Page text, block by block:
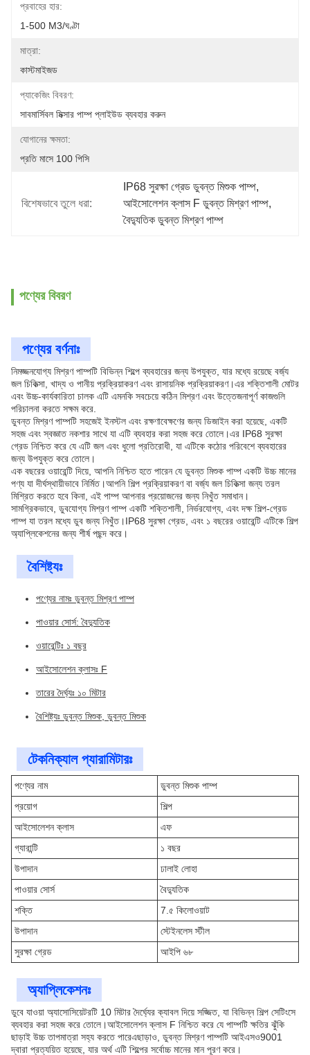
প্রবাহের হার:
1-500 M3/ঘণ্টা
মাত্রা:
কাস্টমাইজড
প্যাকেজিং বিবরণ:
সাবমার্সিবল মিক্সার পাম্প প্লাইউড ব্যবহার করুন
যোগানের ক্ষমতা:
প্রতি মাসে 100 পিসি
বিশেষভাবে তুলে ধরা:
IP68 সুরক্ষা গ্রেড ডুবন্ত মিশুক পাম্প,
আইসোলেশন ক্লাস F ডুবন্ত মিশ্রণ পাম্প,
বৈদ্যুতিক ডুবন্ত মিশ্রণ পাম্প
পণ্যের বিবরণ
পণ্যের বর্ণনাঃ
নিমজ্জনযোগ্য মিশ্রণ পাম্পটি বিভিন্ন শিল্পে ব্যবহারের জন্য উপযুক্ত, যার মধ্যে রয়েছে বর্জ্য
জল চিকিত্সা, খাদ্য ও পানীয় প্রক্রিয়াকরণ এবং রাসায়নিক প্রক্রিয়াকরণ।এর শক্তিশালী মোটর
এবং উচ্চ-কার্যকারিতা চালক এটি এমনকি সবচেয়ে কঠিন মিশ্রণ এবং উত্তেজনাপূর্ণ কাজগুলি
পরিচালনা করতে সক্ষম করে.
ডুবন্ত মিশ্রণ পাম্পটি সহজেই ইনস্টল এবং রক্ষণাবেক্ষণের জন্য ডিজাইন করা হয়েছে, একটি
সহজ এবং স্বজ্ঞাত নকশার সাথে যা এটি ব্যবহার করা সহজ করে তোলে।এর IP68 সুরক্ষা
গ্রেড নিশ্চিত করে যে এটি জল এবং ধুলো প্রতিরোধী, যা এটিকে কঠোর পরিবেশে ব্যবহারের
জন্য উপযুক্ত করে তোলে।
এক বছরের ওয়ারেন্টি দিয়ে, আপনি নিশ্চিত হতে পারেন যে ডুবন্ত মিশুক পাম্প একটি উচ্চ মানের
পণ্য যা দীর্ঘস্থায়ীভাবে নির্মিত।আপনি শিল্প প্রক্রিয়াকরণ বা বর্জ্য জল চিকিত্সা জন্য তরল
মিশ্রিত করতে হবে কিনা, এই পাম্প আপনার প্রয়োজনের জন্য নিখুঁত সমাধান।
সামগ্রিকভাবে, ডুবযোগ্য মিশ্রণ পাম্প একটি শক্তিশালী, নির্ভরযোগ্য, এবং দক্ষ শিল্প-গ্রেড
পাম্প যা তরল মধ্যে ডুব জন্য নিখুঁত।IP68 সুরক্ষা গ্রেড, এবং ১ বছরের ওয়ারেন্টি এটিকে শিল্প
অ্যাপ্লিকেশনের জন্য শীর্ষ পছন্দ করে।
বৈশিষ্ট্যঃ
পণ্যের নামঃ ডুবন্ত মিশ্রণ পাম্প
পাওয়ার সোর্স: বৈদ্যুতিক
ওয়ারেন্টিঃ ১ বছর
আইসোলেশন ক্লাসঃ F
তারের দৈর্ঘ্যঃ ১০ মিটার
বৈশিষ্ট্যঃ ডুবন্ত মিশুক, ডুবন্ত মিশুক
টেকনিক্যাল প্যারামিটারঃ
পণ্যের নাম
ডুবন্ত মিশুক পাম্প
প্রয়োগ
শিল্প
আইসোলেশন ক্লাস
এফ
গ্যারান্টি
১ বছর
উপাদান
ঢালাই লোহা
পাওয়ার সোর্স
বৈদ্যুতিক
শক্তি
7.৫ কিলোওয়াট
উপাদান
স্টেইনলেস স্টীল
সুরক্ষা গ্রেড
আইপি ৬৮
অ্যাপ্লিকেশনঃ
ডুবে যাওয়া অ্যাসোসিয়েটরটি 10 মিটার দৈর্ঘ্যের ক্যাবল দিয়ে সজ্জিত, যা বিভিন্ন শিল্প সেটিংসে
ব্যবহার করা সহজ করে তোলে।আইসোলেশন ক্লাস F নিশ্চিত করে যে পাম্পটি ক্ষতির ঝুঁকি
ছাড়াই উচ্চ তাপমাত্রা সহ্য করতে পারেএছাড়াও, ডুবন্ত মিশ্রণ পাম্পটি আইএসও9001
দ্বারা প্রত্যয়িত হয়েছে, যার অর্থ এটি শিল্পের সর্বোচ্চ মানের মান পূরণ করে।